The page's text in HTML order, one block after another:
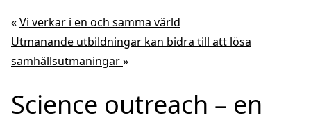
«Vi verkar i en och samma värld
Utmanande utbildningar kan bidra till att lösa
samhällsutmaningar»
Science outreach – en